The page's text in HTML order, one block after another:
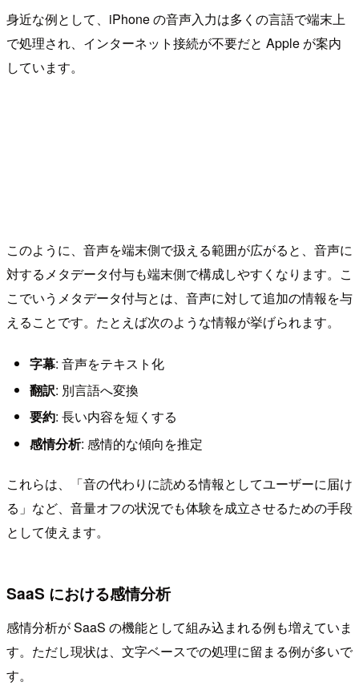
身近な例として、iPhone の音声入力は多くの言語で端末上
で処理され、インターネット接続が不要だと Apple が案内
しています。
このように、音声を端末側で扱える範囲が広がると、音声に
対するメタデータ付与も端末側で構成しやすくなります。こ
こでいうメタデータ付与とは、音声に対して追加の情報を与
えることです。たとえば次のような情報が挙げられます。
字幕: 音声をテキスト化
翻訳: 別言語へ変換
要約: 長い内容を短くする
感情分析: 感情的な傾向を推定
これらは、「音の代わりに読める情報としてユーザーに届け
る」など、音量オフの状況でも体験を成立させるための手段
として使えます。
SaaS における感情分析
感情分析が SaaS の機能として組み込まれる例も増えていま
す。ただし現状は、文字ベースでの処理に留まる例が多いで
す。